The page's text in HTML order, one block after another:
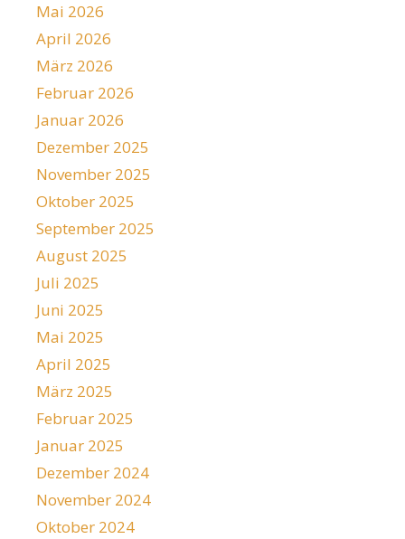
Mai 2026
April 2026
März 2026
Februar 2026
Januar 2026
Dezember 2025
November 2025
Oktober 2025
September 2025
August 2025
Juli 2025
Juni 2025
Mai 2025
April 2025
März 2025
Februar 2025
Januar 2025
Dezember 2024
November 2024
Oktober 2024